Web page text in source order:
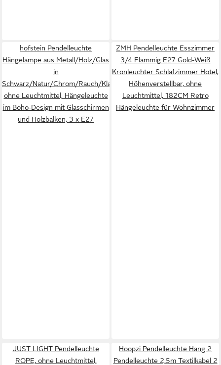
hofstein Pendelleuchte
Hängelampe aus Metall/Holz/Glas
in
Schwarz/Natur/Chrom/Rauch/Klar,
ohne Leuchtmittel, Hängeleuchte
im Boho-Design mit Glasschirmen
und Holzbalken, 3 x E27
ZMH Pendelleuchte Esszimmer
3/4 Flammig E27 Gold-Weiß
Kronleuchter Schlafzimmer Hotel,
Höhenverstellbar, ohne
Leuchtmittel, 182CM Retro
Hängeleuchte für Wohnzimmer
JUST LIGHT Pendelleuchte
ROPE, ohne Leuchtmittel,
Hoopzi Pendelleuchte Hang 2
Pendelleuchte 2,5m Textilkabel 2